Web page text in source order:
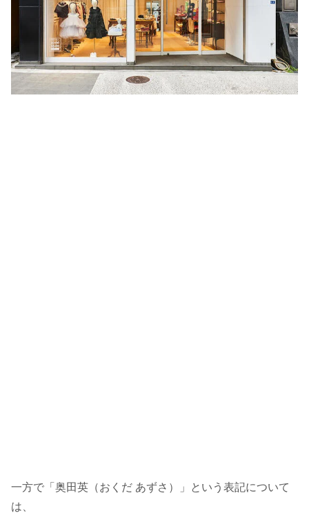
一方で「奥田英（おくだ あずさ）」という表記について
は、